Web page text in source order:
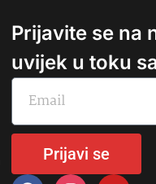
Prijavite se na
uvijek u toku
Prijavi se